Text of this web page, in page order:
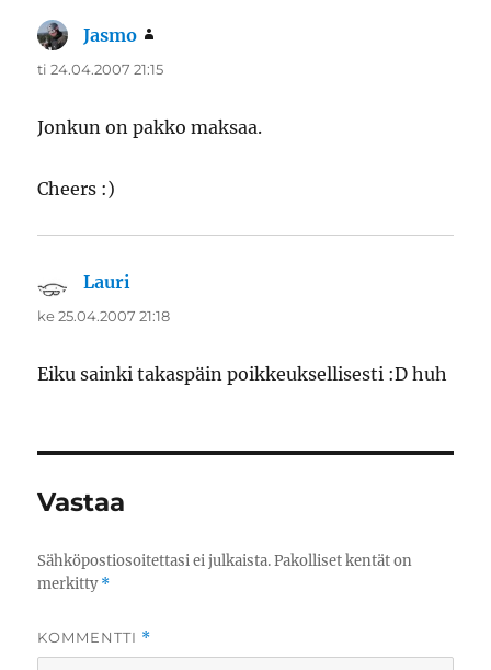
Jasmo
ti 24.04.2007 21:15
Jonkun on pakko maksaa.
Cheers :)
Lauri
ke 25.04.2007 21:18
Eiku sainki takaspäin poikkeuksellisesti :D huh
Vastaa
Sähköpostiosoitettasi ei julkaista. Pakolliset kentät on
merkitty*
KOMMENTTI *